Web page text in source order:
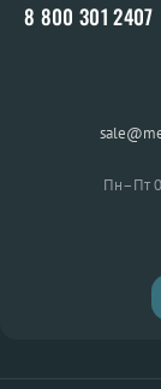
8 800 301 2407
Пн–Пт